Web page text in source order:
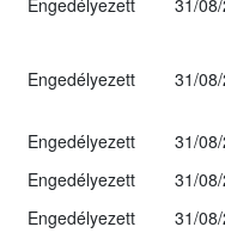
Engedélyezett 31/
Engedélyezett 31/
Engedélyezett
31/
Engedélyezett
31/
Engedélyezett
31/